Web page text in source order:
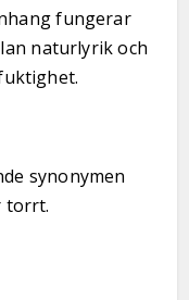
fungerar
naturlyrik och
synonymen
torrt.